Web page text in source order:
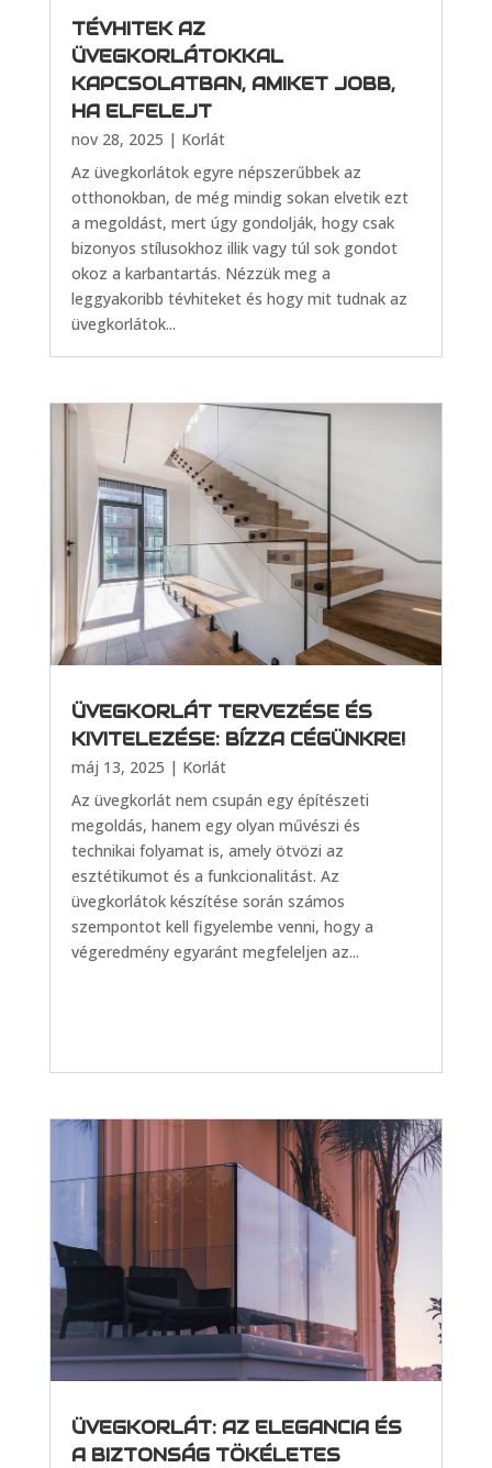
TÉVHITEK AZ
ÜVEGKORLÁTOKKAL
KAPCSOLATBAN, AMIKET JOBB,
HA ELFELEJT
nov 28, 2025 | Korlát
Az üvegkorlátok egyre népszerűbbek az
otthonokban, de még mindig sokan elvetik ezt
a megoldást, mert úgy gondolják, hogy csak
bizonyos stílusokhoz illik vagy túl sok gondot
okoz a karbantartás. Nézzük meg a
leggyakoribb tévhiteket és hogy mit tudnak az
üvegkorlátok...
ÜVEGKORLÁT TERVEZÉSE ÉS
KIVITELEZÉSE: BÍZZA CÉGÜNKRE!
máj 13, 2025 | Korlát
Az üvegkorlát nem csupán egy építészeti
megoldás, hanem egy olyan művészi és
technikai folyamat is, amely ötvözi az
esztétikumot és a funkcionalitást. Az
üvegkorlátok készítése során számos
szempontot kell figyelembe venni, hogy a
végeredmény egyaránt megfeleljen az...
ÜVEGKORLÁT: AZ ELEGANCIA ÉS
A BIZTONSÁG TÖKÉLETES